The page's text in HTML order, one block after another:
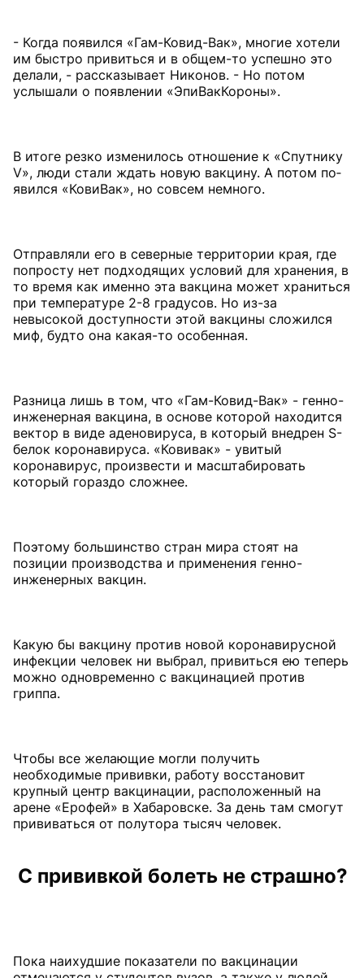
- Когда появился «Гам-Ковид-Вак», многие хотели
им быстро привиться и в общем-то успешно это
делали, - рассказывает Никонов. - Но потом
услышали о появлении «ЭпиВакКороны».
В итоге резко изменилось отношение к «Спутнику
V», люди стали ждать новую вакцину. А потом по­
явился «КовиВак», но совсем немного.
Отправляли его в северные территории края, где
попросту нет подходящих условий для хранения, в
то время как именно эта вакцина может храниться
при температуре 2-8 градусов. Но из-за
невысокой доступности этой вакцины сложился
миф, будто она какая-то особенная.
Разница лишь в том, что «Гам-Ковид-Вак» - генно-
инженерная вакцина, в основе которой находится
вектор в виде аденовируса, в который внедрен S-
белок коронавируса. «Ковивак» - увитый
коронавирус, произвести и масштабировать
который гораздо сложнее.
Поэтому большинство стран мира стоят на
позиции производства и применения генно-
инженерных вакцин.
Какую бы вакцину против новой коронавирусной
инфекции человек ни выбрал, привиться ею теперь
можно одновременно с вакцинацией против
гриппа.
Чтобы все желающие могли получить
необходимые прививки, работу восстановит
крупный центр вакцинации, расположенный на
арене «Ерофей» в Хабаровске. За день там смогут
прививаться от полутора тысяч человек.
С прививкой болеть не страшно?
Пока наихудшие показатели по вакцинации